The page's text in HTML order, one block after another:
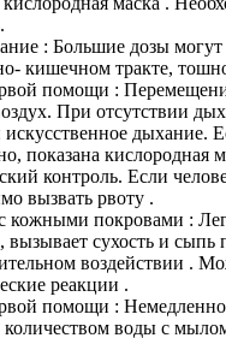
: Большие дозы
кишечном тракте,
помощи :
При отсутствии
искусственное дыхание.
показана кислородная
контроль. Если
вызвать рвоту .
кожными покровами :
вызывает сухость и сыпь
воздействии .
реакции .
помощи :
воды с